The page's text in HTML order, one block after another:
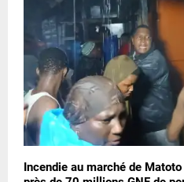
Incendie au marché de